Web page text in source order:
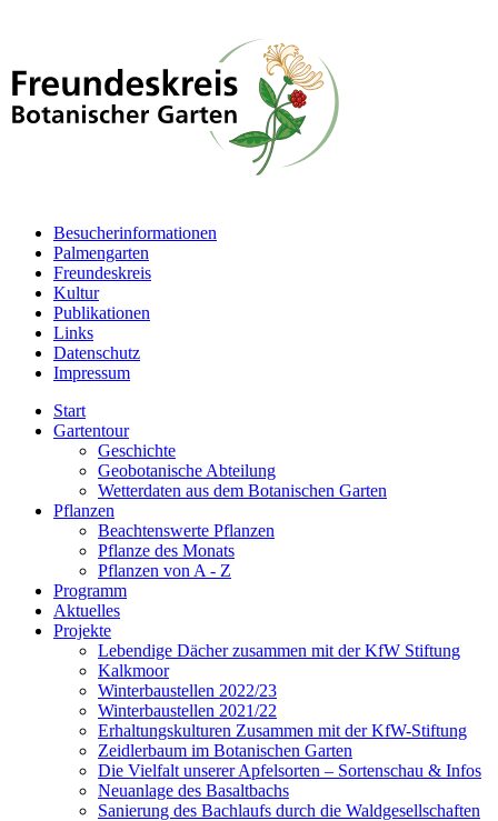
Besucherinformationen
Palmengarten
Freundeskreis
Kultur
Publikationen
Links
Datenschutz
Impressum
Start
Gartentour
Geschichte
Geobotanische Abteilung
Wetterdaten aus dem Botanischen Garten
Pflanzen
Beachtenswerte Pflanzen
Pflanze des Monats
Pflanzen von A - Z
Programm
Aktuelles
Projekte
Lebendige Dächer zusammen mit der KfW Stiftung
Kalkmoor
Winterbaustellen 2022/23
Winterbaustellen 2021/22
Erhaltungskulturen Zusammen mit der KfW-Stiftung
Zeidlerbaum im Botanischen Garten
Die Vielfalt unserer Apfelsorten – Sortenschau & Infos
Neuanlage des Basaltbachs
Sanierung des Bachlaufs durch die Waldgesellschaften